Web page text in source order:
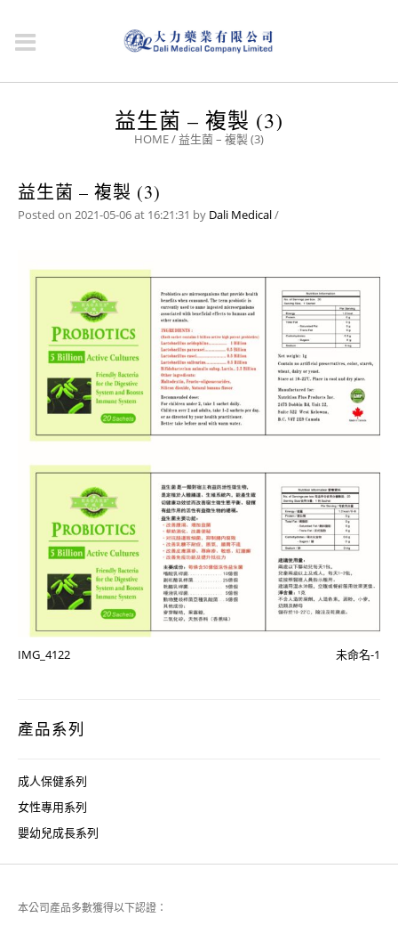
益生菌 – 複製 (3)
HOME/ 益生菌 – 複製 (3)
益生菌 – 複製 (3)
Posted on 2021-05-06 at 16:21:31 by Dali Medical/
IMG_4122 未命名-1
產品系列
成人保健系列
女性專用系列
嬰幼兒成長系列
本公司產品多數獲得以下認證：